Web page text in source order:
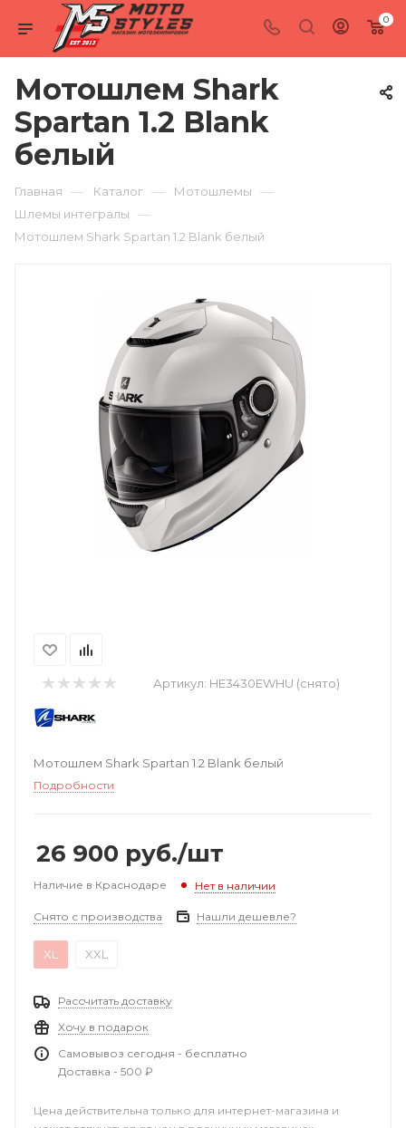
0
Мотошлем Shark
Spartan 1.2 Blank
белый
Главная — Каталог — Мотошлемы —
Шлемы интегралы —
Мотошлем Shark Spartan 1.2 Blank белый
Артикул: HE3430EWHU (снято)
Мотошлем Shark Spartan 1.2 Blank белый
Подробности
26 900 руб./шт
Наличие в Краснодаре Нет в наличии
Снято с производства Нашли дешевле?
XL XXL
Рассчитать доставку
Хочу в подарок
Самовывоз сегодня - бесплатно
Доставка - 500 ₽
Цена действительна только для интернет-магазина и